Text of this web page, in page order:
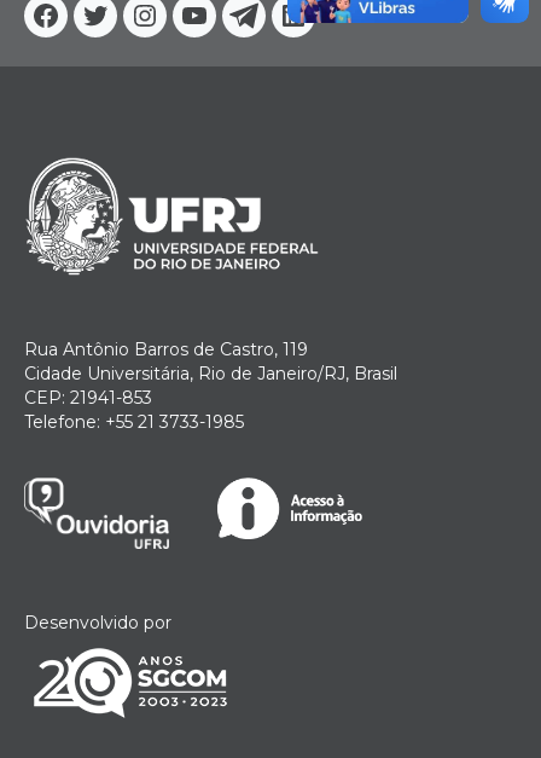
Facebook
TwitterInstagram
YouTube
Telegram
Linkedin
Rua Antônio Barros de Castro, 119
Cidade Universitária, Rio de Janeiro/RJ, Brasil
CEP: 21941-853
Telefone: +55 21 3733-1985
Desenvolvido por